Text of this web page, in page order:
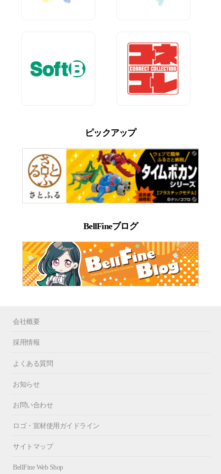
ピックアップ
BellFineブログ
会社概要
採用情報
よくある質問
お知らせ
お問い合わせ
ロゴ・宣材使用ガイドライン
サイトマップ
BellFine Web Shop